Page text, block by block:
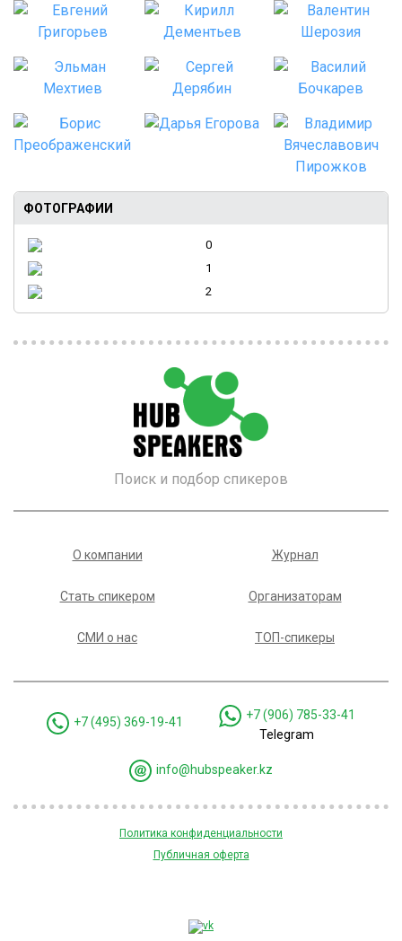
ФОТОГРАФИИ
Поиск и подбор спикеров
О компании Журнал
Стать спикером Организаторам
СМИ о нас ТОП-спикеры
+7 (495) 369-19-41
+7 (906) 785-33-41
Telegram
info@hubspeaker.kz
Политика конфиденциальности
Публичная оферта